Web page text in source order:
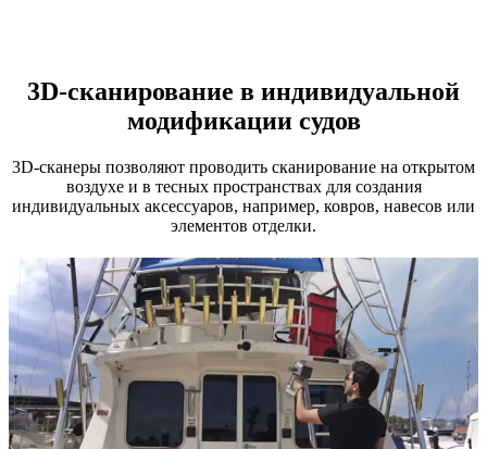
3D-сканирование в индивидуальной
модификации судов
3D-сканеры позволяют проводить сканирование на открытом
воздухе и в тесных пространствах для создания
индивидуальных аксессуаров, например, ковров, навесов или
элементов отделки.